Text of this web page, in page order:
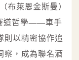
布萊恩金斯曼）
道哲學——車手
則以精密協作追
察，成為聯名酒